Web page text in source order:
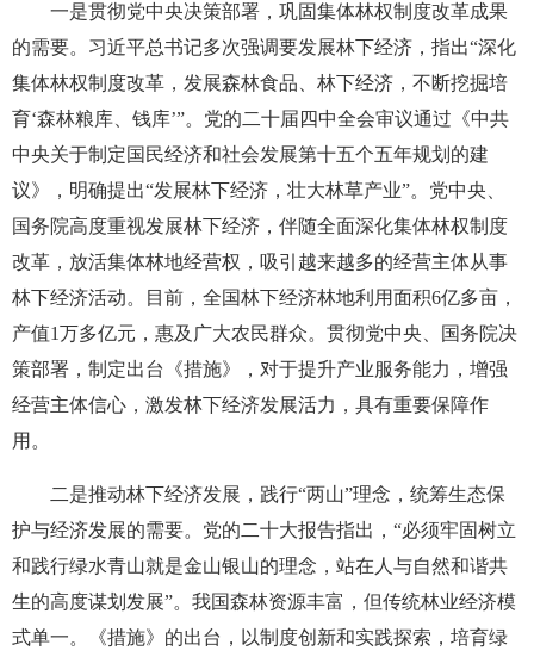
一是贯彻党中央决策部署，巩固集体林权制度改革成果
的需要。习近平总书记多次强调要发展林下经济，指出“深化
集体林权制度改革，发展森林食品、林下经济，不断挖掘培
育‘森林粮库、钱库’”。党的二十届四中全会审议通过《中共
中央关于制定国民经济和社会发展第十五个五年规划的建
议》，明确提出“发展林下经济，壮大林草产业”。党中央、
国务院高度重视发展林下经济，伴随全面深化集体林权制度
改革，放活集体林地经营权，吸引越来越多的经营主体从事
林下经济活动。目前，全国林下经济林地利用面积6亿多亩，
产值1万多亿元，惠及广大农民群众。贯彻党中央、国务院决
策部署，制定出台《措施》，对于提升产业服务能力，增强
经营主体信心，激发林下经济发展活力，具有重要保障作
用。
二是推动林下经济发展，践行“两山”理念，统筹生态保
护与经济发展的需要。党的二十大报告指出，“必须牢固树立
和践行绿水青山就是金山银山的理念，站在人与自然和谐共
生的高度谋划发展”。我国森林资源丰富，但传统林业经济模
式单一。《措施》的出台，以制度创新和实践探索，培育绿